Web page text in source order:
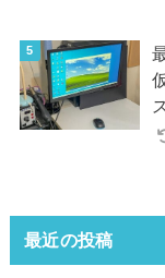
最近の投稿